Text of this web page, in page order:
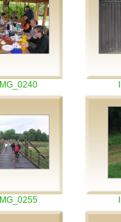
IMG_0240
IMG_0255